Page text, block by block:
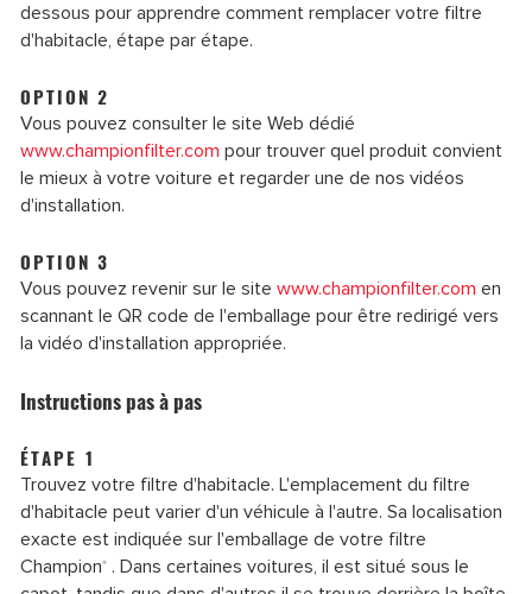
dessous pour apprendre comment remplacer votre filtre
d'habitacle, étape par étape.
OPTION 2
Vous pouvez consulter le site Web dédié
www.championfilter.com pour trouver quel produit convient
le mieux à votre voiture et regarder une de nos vidéos
d'installation.
OPTION 3
Vous pouvez revenir sur le site www.championfilter.com en
scannant le QR code de l'emballage pour être redirigé vers
la vidéo d'installation appropriée.
Instructions pas à pas
ÉTAPE 1
Trouvez votre filtre d'habitacle. L'emplacement du filtre
d'habitacle peut varier d'un véhicule à l'autre. Sa localisation
exacte est indiquée sur l'emballage de votre filtre
Champion®
. Dans certaines voitures, il est situé sous le